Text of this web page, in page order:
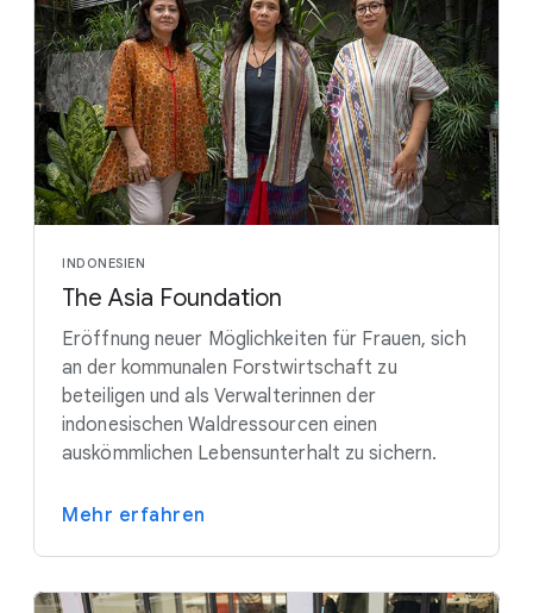
INDONESIEN
The Asia Foundation
Eröffnung neuer Möglichkeiten für Frauen, sich
an der kommunalen Forstwirtschaft zu
beteiligen und als Verwalterinnen der
indonesischen Waldressourcen einen
auskömmlichen Lebensunterhalt zu sichern.
Mehr erfahren